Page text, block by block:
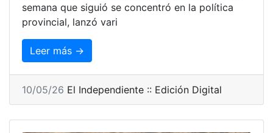
semana que siguió se concentró en la política
provincial, lanzó vari
Leer más →
10/05/26 El Independiente :: Edición Digital